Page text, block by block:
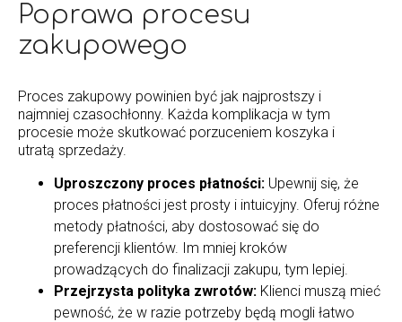
Poprawa procesu
zakupowego
Proces zakupowy powinien być jak najprostszy i
najmniej czasochłonny. Każda komplikacja w tym
procesie może skutkować porzuceniem koszyka i
utratą sprzedaży.
Uproszczony proces płatności: Upewnij się, że
proces płatności jest prosty i intuicyjny. Oferuj różne
metody płatności, aby dostosować się do
preferencji klientów. Im mniej kroków
prowadzących do finalizacji zakupu, tym lepiej.
Przejrzysta polityka zwrotów: Klienci muszą mieć
pewność, że w razie potrzeby będą mogli łatwo